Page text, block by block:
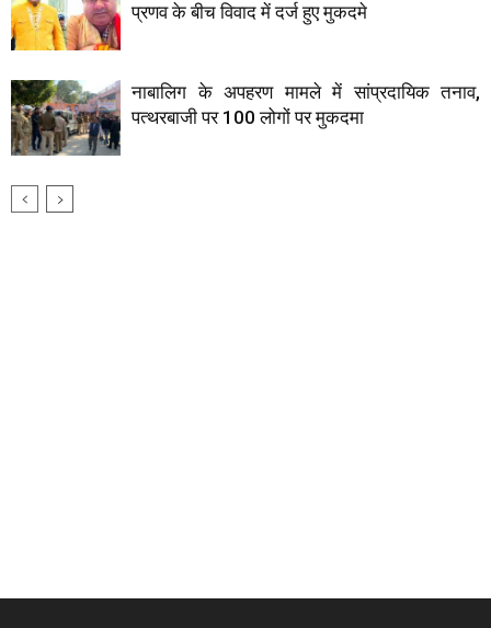
प्रणव के बीच विवाद में दर्ज हुए मुकदमे
नाबालिग के अपहरण मामले में सांप्रदायिक तनाव,
पत्थरबाजी पर 100 लोगों पर मुकदमा